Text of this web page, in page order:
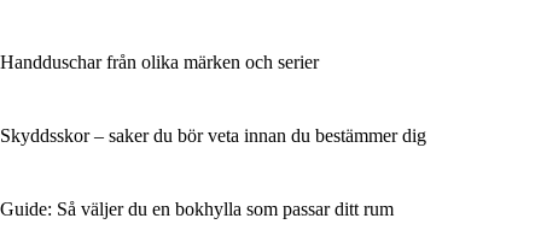
Handduschar från olika märken och serier
Skyddsskor – saker du bör veta innan du bestämmer dig
Guide: Så väljer du en bokhylla som passar ditt rum